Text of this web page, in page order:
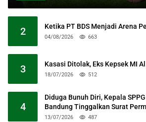
2 Ketika PT BDS Menjadi Arena
04/08/2026 663
3 Kasasi Ditolak, Eks Kepsek MI
18/07/2026 512
4
Diduga Bunuh Diri, Kepala
Bandung Tinggalkan Surat
13/07/2026 487